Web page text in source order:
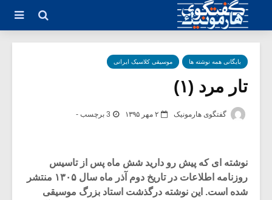
بایگانی همه نوشته ها موسیقی کلاسیک ایرانی
تار مرد (۱)
گفتگوی هارمونیک ۲ مهر ۱۳۹۵ 3 برچسب -
نوشته ای که پیش رو دارید شش ماه پس از تاسیس
روزنامه اطلاعات در تاریخ دوم آذر ماه سال ۱۳۰۵ منتشر
شده است. این نوشته درگذشت استاد بزرگ موسیقی